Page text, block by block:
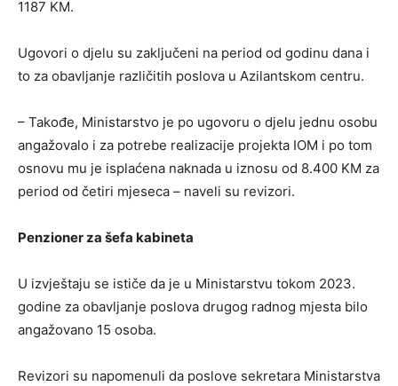
1187 KM.
Ugovori o djelu su zaključeni na period od godinu dana i
to za obavljanje različitih poslova u Azilantskom centru.
– Takođe, Ministarstvo je po ugovoru o djelu jednu osobu
angažovalo i za potrebe realizacije projekta IOM i po tom
osnovu mu je isplaćena naknada u iznosu od 8.400 KM za
period od četiri mjeseca – naveli su revizori.
Penzioner za šefa kabineta
U izvještaju se ističe da je u Ministarstvu tokom 2023.
godine za obavljanje poslova drugog radnog mjesta bilo
angažovano 15 osoba.
Revizori su napomenuli da poslove sekretara Ministarstva